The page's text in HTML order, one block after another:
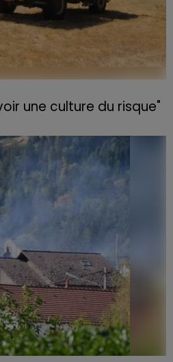
une culture du risque"